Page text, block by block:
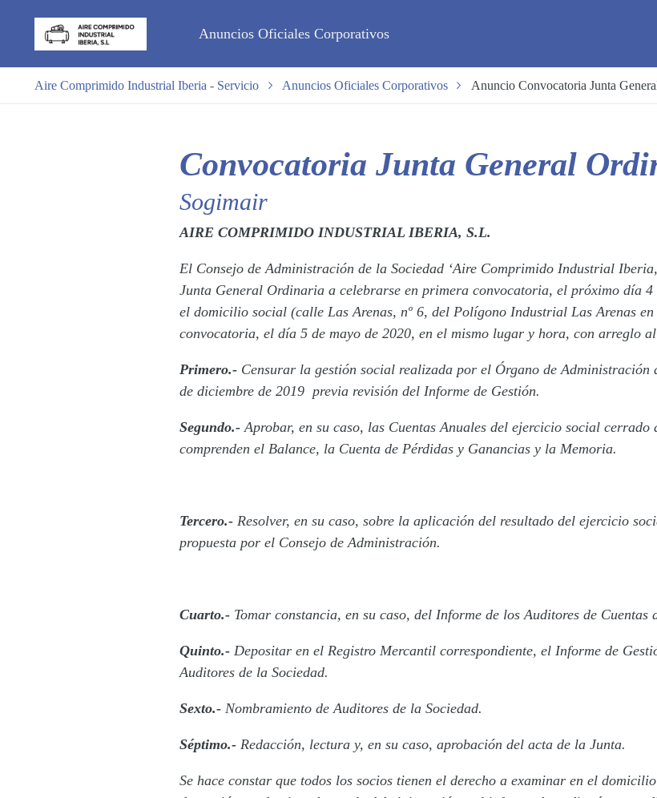
Anuncios Oficiales Corporativos
Aire Comprimido Industrial Iberia - Servicio Anuncios Oficiales Corporativos Anuncio Convocatoria Junta
Convocatoria Junta General
Sogimair
AIRE COMPRIMIDO INDUSTRIAL IBERIA, S.L.
El Consejo de Administración de la Sociedad ‘Aire Comprimido Industrial
Junta General Ordinaria a celebrarse en primera convocatoria, el próximo día 4
el domicilio social (calle Las Arenas, nº 6, del Polígono Industrial Las Arenas
convocatoria, el día 5 de mayo de 2020, en el mismo lugar y hora, con arreglo
Primero.- Censurar la gestión social realizada por el Órgano de
de diciembre de 2019 previa revisión del Informe de Gestión.
Segundo.- Aprobar, en su caso, las Cuentas Anuales del ejercicio social cerrado
comprenden el Balance, la Cuenta de Pérdidas y Ganancias y la Memoria.
Tercero.- Resolver, en su caso, sobre la aplicación del resultado del ejercicio
propuesta por el Consejo de Administración.
Cuarto.- Tomar constancia, en su caso, del Informe de los Auditores de Cuentas
Quinto.- Depositar en el Registro Mercantil correspondiente, el Informe de
Auditores de la Sociedad.
Sexto.- Nombramiento de Auditores de la Sociedad.
Séptimo.- Redacción, lectura y, en su caso, aprobación del acta de la Junta.
Se hace constar que todos los socios tienen el derecho a examinar en el